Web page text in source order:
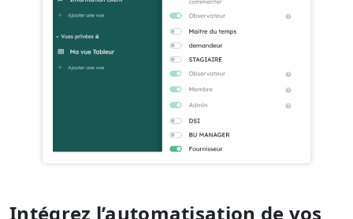
Intégrez l’automatisation de vos